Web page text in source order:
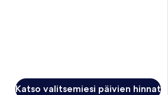
Katso valitsemiesi päivien hinnat